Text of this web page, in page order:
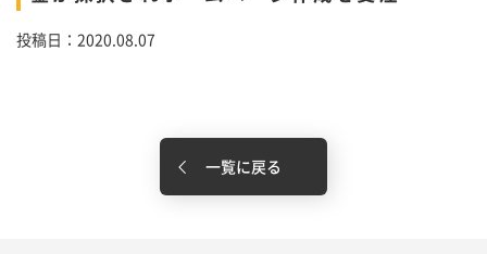
投稿日：2020.08.07
一覧に戻る